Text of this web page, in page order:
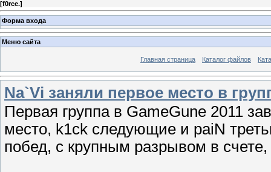
[f0rce.]
Форма входа
Меню сайта
Главная страница Каталог файлов
Na`Vi заняли первое место в
Первая группа в GameGune 2011
место, k1ck следующие и paiN
побед, с крупным разрывом в